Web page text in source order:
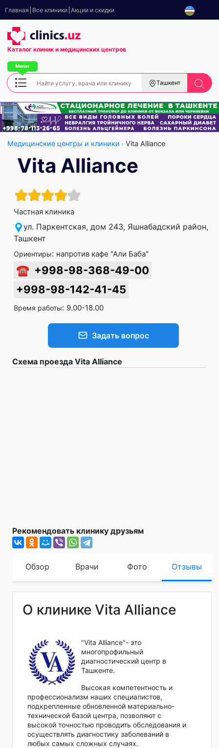
Главная Все клиники Акции и скидки
Каталог клиник и медицинских центров
Ташкент
Медицинские центры и клиники Vita Alliance
Vita Alliance
Частная клиника
ул. Паркентская, дом 243, Яшнабадский район,
Ташкент
Ориентиры: напротив кафе "Али Баба"
☎ +998-98-368-49-00
+998-98-142-41-45
Время работы: 9.00-18.00
Задать вопрос
Схема проезда Vita Alliance
Рекомендовать клинику друзьям
Обзор Врачи Фото Отзывы
О клинике Vita Alliance
"Vita Alliance"- это
многопрофильный
диагностический центр в
Ташкенте.
Высокая компетентность и
профессионализм наших специалистов,
подкрепленные обновленной материально-
технической базой центра, позволяют с
высокой точностью проводить обследования и
осуществлять диагностику заболеваний в
любых самых сложных случаях.